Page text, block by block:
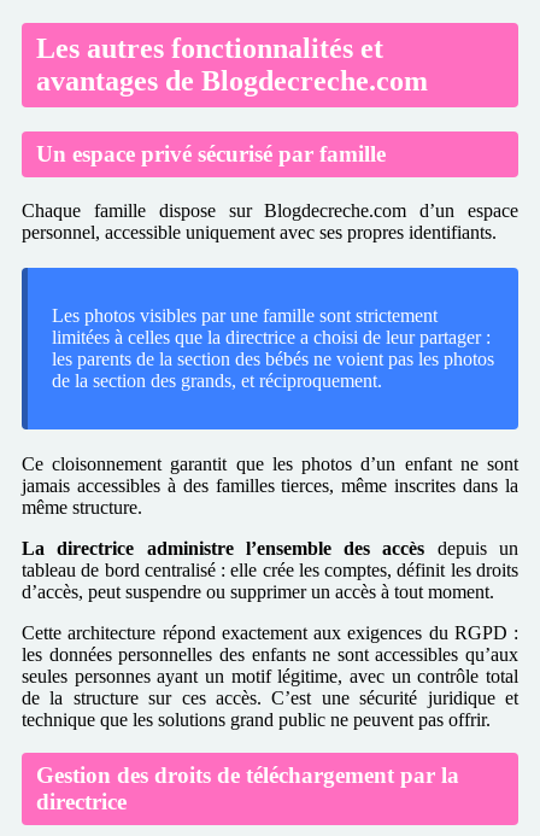
Les autres fonctionnalités et
avantages de Blogdecreche.com
Un espace privé sécurisé par famille
Chaque famille dispose sur Blogdecreche.com d’un espace
personnel, accessible uniquement avec ses propres identifiants.
Les photos visibles par une famille sont strictement
limitées à celles que la directrice a choisi de leur partager :
les parents de la section des bébés ne voient pas les photos
de la section des grands, et réciproquement.
Ce cloisonnement garantit que les photos d’un enfant ne sont
jamais accessibles à des familles tierces, même inscrites dans la
même structure.
La directrice administre l’ensemble des accès depuis un
tableau de bord centralisé : elle crée les comptes, définit les droits
d’accès, peut suspendre ou supprimer un accès à tout moment.
Cette architecture répond exactement aux exigences du RGPD :
les données personnelles des enfants ne sont accessibles qu’aux
seules personnes ayant un motif légitime, avec un contrôle total
de la structure sur ces accès. C’est une sécurité juridique et
technique que les solutions grand public ne peuvent pas offrir.
Gestion des droits de téléchargement par la
directrice